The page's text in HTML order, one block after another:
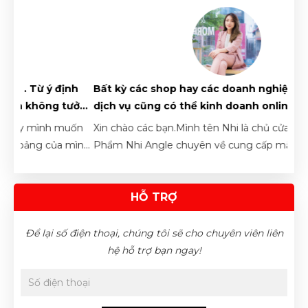
Chị Đỗ Thị Mỹ Linh vừa đặt lịch tư vấn 09/08/2026
Chị Nguyễn Thị Thanh Trúc vừa đặt hàng sản phẩm
09/08/2026
Chị Trần Thị Hà Vy vừa đặt hàng sản phẩm
09/08/2026
Chị Như Quỳnh vừa đặt hàng sản phẩm
Bất kỳ các shop hay các doanh nghiệp sản phẩm,
dịch vụ cũng có thể kinh doanh online hiệu quả
nhờ vào CÔNG CỤ này!!
Xin chào các bạn.Mình tên Nhi là chủ cửa hàng Mỹ
Phẩm Nhi Angle chuyên về cung cấp mặt hàng mỹ
HỖ TRỢ
Để lại số điện thoại, chúng tôi sẽ cho chuyên viên liên
hệ hỗ trợ bạn ngay!